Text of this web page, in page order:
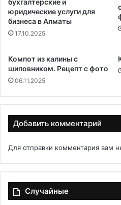
бухгалтерские и
юридические услуги для
бизнеса в Алматы
17.10.2025
Компот из калины с
шиповником. Рецепт с фото
06.11.2025
Добавить комментарий
Для отправки комментария вам
Случайные